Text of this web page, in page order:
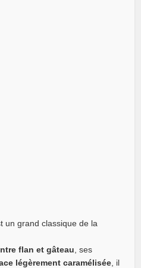
un grand classique de la
flan et gâteau , ses
légèrement caramélisée , il